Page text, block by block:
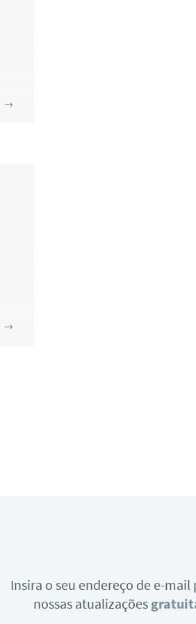
→
→
Insira o seu endereço de e-mail
nossas atualizações